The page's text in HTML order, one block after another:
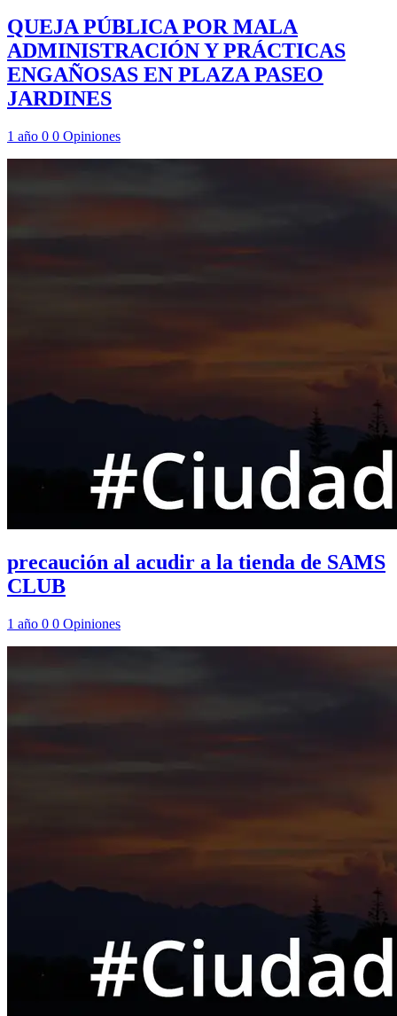
QUEJA PÚBLICA POR MALA
ADMINISTRACIÓN Y PRÁCTICAS
ENGAÑOSAS EN PLAZA PASEO
JARDINES
1 año 0 0 Opiniones
precaución al acudir a la tienda de SAMS
CLUB
1 año 0 0 Opiniones